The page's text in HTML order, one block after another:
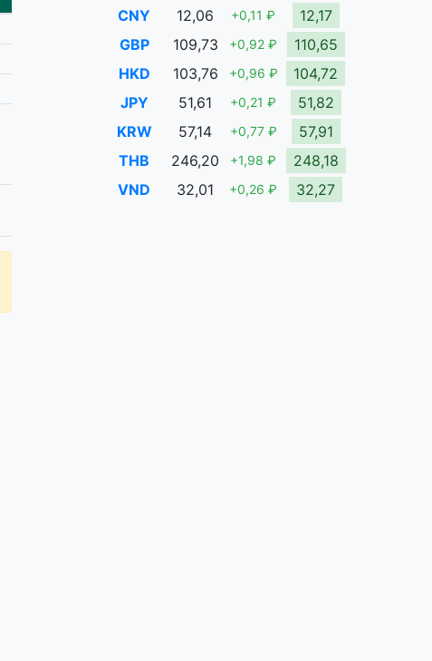
CNY
12,06 +0,11 ₽
12,17
GBP
109,73 +0,92 ₽
110,65
HKD
103,76 +0,96 ₽
104,72
JPY
51,61 +0,21 ₽
51,82
KRW
57,14 +0,77 ₽
57,91
THB
246,20 +1,98 ₽
248,18
VND
32,01 +0,26 ₽ 32,27